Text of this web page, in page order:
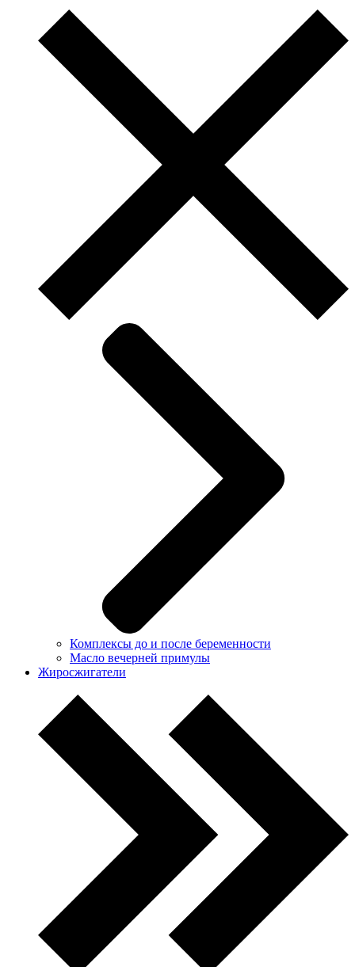
Комплексы до и после беременности
Масло вечерней примулы
Жиросжигатели